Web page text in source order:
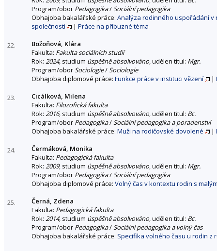
Program/obor Pedagogika/Sociální pedagogika
Obhajoba bakalářské práce: Analýza rodinného uspořádání v
společnosti
| Práce na příbuzné téma
22.
Božoňová, Klára
Fakulta: Fakulta sociálních studií
Rok: 2024, studium úspěšně absolvováno, udělen titul: Mgr.
Program/oborSociologie/Sociologie
Obhajoba diplomové práce: Funkce práce v instituci vězení |
23.
Cicálková, Milena
Fakulta: Filozofická fakulta
Rok: 2016, studium úspěšně absolvováno, udělen titul: Bc.
Program/obor Pedagogika/Sociální pedagogika a poradenství
Obhajoba bakalářské práce: Muži na rodičovské dovolené |
24.
Čermáková, Monika
Fakulta: Pedagogická fakulta
Rok: 2009, studium úspěšně absolvováno, udělen titul: Mgr.
Program/obor Pedagogika/Sociální pedagogika
Obhajoba diplomové práce: Volný čas v kontextu rodin s
25.
Černá, Zdena
Fakulta: Pedagogická fakulta
Rok: 2014, studium úspěšně absolvováno, udělen titul: Bc.
Program/obor Pedagogika/Sociální pedagogika a volný čas
Obhajoba bakalářské práce: Specifika volného času u rodin z